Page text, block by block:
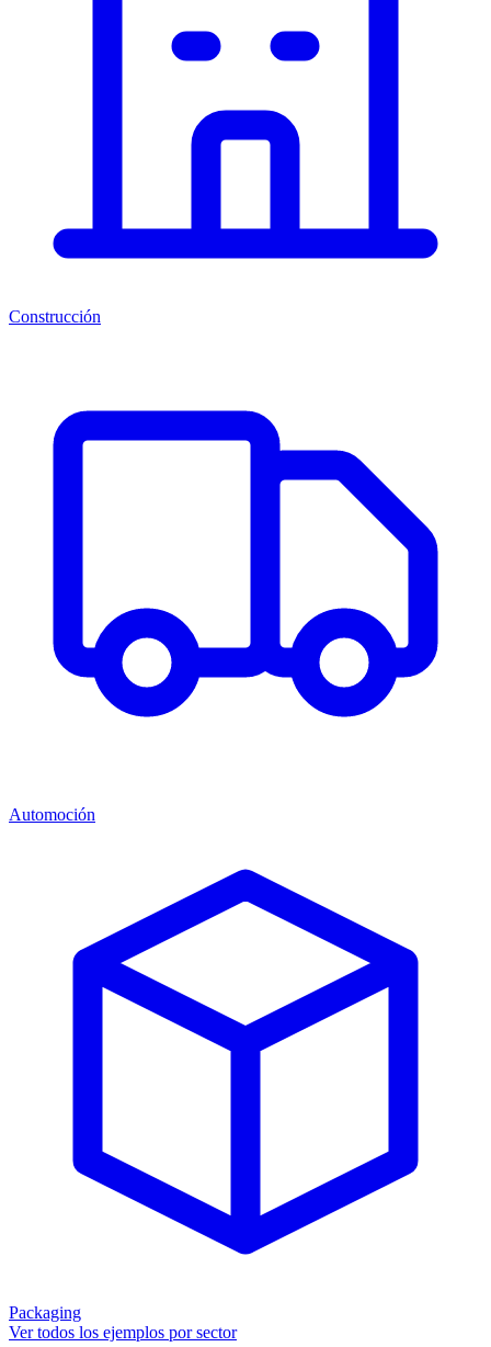
Construcción
Automoción
Packaging
Ver todos los ejemplos por sector